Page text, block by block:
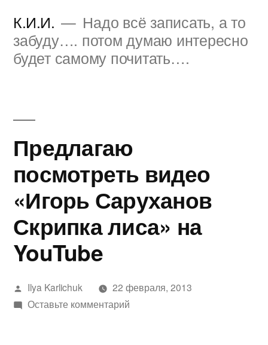
содержимому
К.И.И.
Надо всё записать, а то
забуду…. потом думаю интересно
будет самому почитать….
Предлагаю
посмотреть видео
«Игорь Саруханов
Скрипка лиса» на
YouTube
Написано
автором
Ilya Karlichuk
22 февраля, 2013
Оставьте комментарийк